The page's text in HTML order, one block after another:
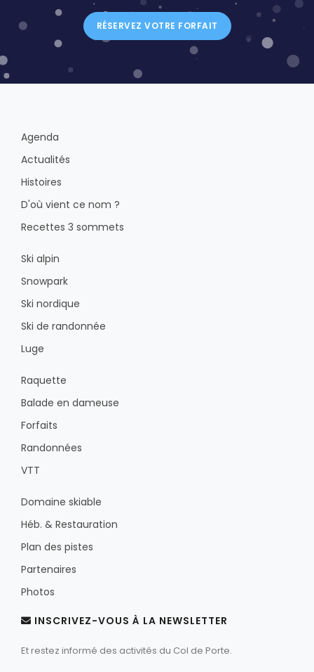
RÉSERVEZ VOTRE FORFAIT
Agenda
Actualités
Histoires
D'où vient ce nom ?
Recettes 3 sommets
Ski alpin
Snowpark
Ski nordique
Ski de randonnée
Luge
Raquette
Balade en dameuse
Forfaits
Randonnées
VTT
Domaine skiable
Héb. & Restauration
Plan des pistes
Partenaires
Photos
INSCRIVEZ-VOUS À LA NEWSLETTER
Et restez informé des activités du Col de Porte.